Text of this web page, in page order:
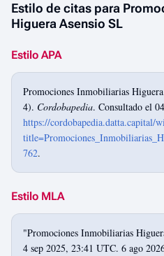
Estilo de citas para
Higuera Asensio SL
Estilo APA
Promociones Inmobiliarias
4). Cordobapedia. Consultado el
https://cordobapedia.datta.capital/
762.
Estilo MLA
"Promociones Inmobiliarias
4 sep 2025, 23:41 UTC. 6 ago